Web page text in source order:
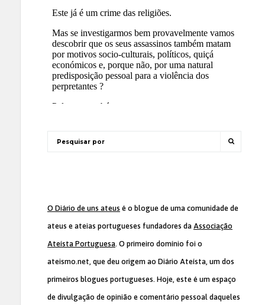
O Diário de uns ateus é o blogue de uma comunidade de
ateus e ateias portugueses fundadores da Associação
Ateísta Portuguesa. O primeiro domínio foi o
ateismo.net, que deu origem ao Diário Ateísta, um dos
primeiros blogues portugueses. Hoje, este é um espaço
de divulgação de opinião e comentário pessoal daqueles